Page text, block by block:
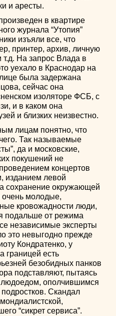
и аресты.
в квартире
журнала “Утопия”
изъяли все, что
принтер, архив, личную
На запрос Влада в
уехало в Краснодар на
была задержана
сейчас она
изоляторе ФСБ, с
и в каком она
и близких неизвестно.
лицам понятно, что
Так называемые
да и московские,
покушений не
концертов
изданием левой
сохранение окружающей
очень молодые,
кровожадности люди,
подальше от режима
независимые эксперты
это невыгодно прежде
Кондратенко, у
границей есть
безобидных панков
подставляют, пытаясь
людоедом, ополчившимся
Скандал
“сикрет сервиса”.